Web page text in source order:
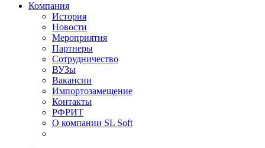
Компания
История
Новости
Мероприятия
Партнеры
Сотрудничество
ВУЗы
Вакансии
Импортозамещение
Контакты
РФРИТ
О компании SL Soft